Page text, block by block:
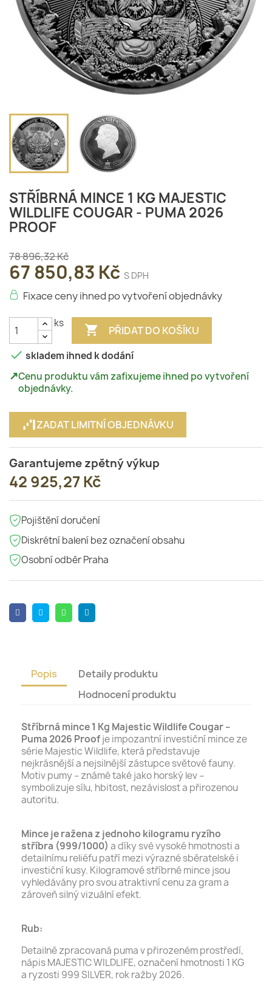
STŘÍBRNÁ MINCE 1 KG MAJESTIC
WILDLIFE COUGAR - PUMA 2026
PROOF
78 896,32 Kč
67 850,83 Kč S DPH
Fixace ceny ihned po vytvoření objednávky
ks  PŘIDAT DO KOŠÍKU
 skladem ihned k dodání
↗Cenu produktu vám zafixujeme ihned po vytvoření
objednávky.
ZADAT LIMITNÍ OBJEDNÁVKU
Garantujeme zpětný výkup
42 925,27 Kč
Pojištění doručení
Diskrétní balení bez označení obsahu
Osobní odběr Praha
Popis
Detaily produktu
Hodnocení produktu
Stříbrná mince 1 Kg Majestic Wildlife Cougar –
Puma 2026 Proofje impozantní investiční mince ze
série Majestic Wildlife, která představuje
nejkrásnější a nejsilnější zástupce světové fauny.
Motiv pumy – známé také jako horský lev –
symbolizuje sílu, hbitost, nezávislost a přirozenou
autoritu.
Mince je ražena z jednoho kilogramu ryzího
stříbra (999/1000) a díky své vysoké hmotnosti a
detailnímu reliéfu patří mezi výrazné sběratelské i
investiční kusy. Kilogramové stříbrné mince jsou
vyhledávány pro svou atraktivní cenu za gram a
zároveň silný vizuální efekt.
Rub:
Detailně zpracovaná puma v přirozeném prostředí,
nápis MAJESTIC WILDLIFE, označení hmotnosti 1 KG
a ryzosti 999 SILVER, rok ražby 2026.